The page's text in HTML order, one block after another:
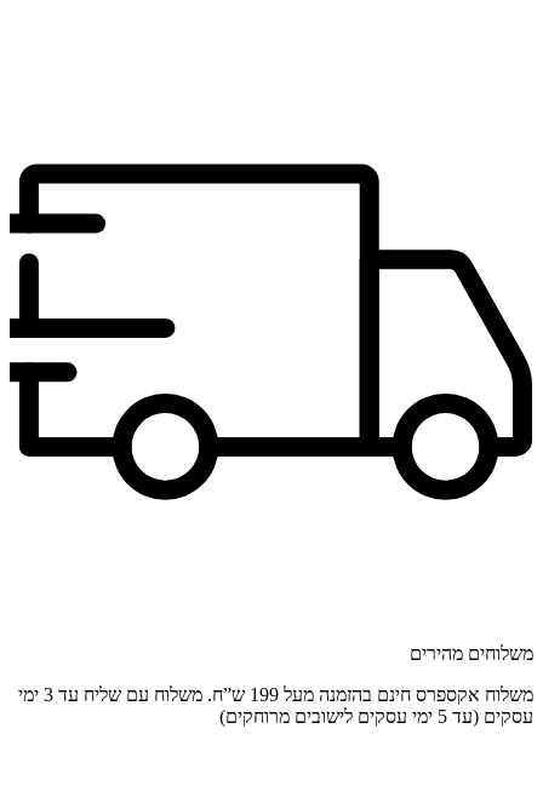
משלוחים מהירים
משלוח אקספרס חינם בהזמנה מעל 199 ש”ח. משלוח עם שליח עד 3 ימי
עסקים (עד 5 ימי עסקים לישובים מרוחקים)